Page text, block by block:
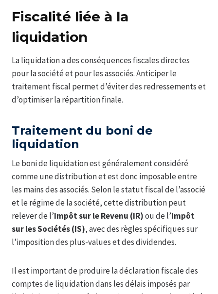
Fiscalité liée à la
liquidation
La liquidation a des conséquences fiscales directes
pour la société et pour les associés. Anticiper le
traitement fiscal permet d’éviter des redressements et
d’optimiser la répartition finale.
Traitement du boni de
liquidation
Le boni de liquidation est généralement considéré
comme une distribution et est donc imposable entre
les mains des associés. Selon le statut fiscal de l’associé
et le régime de la société, cette distribution peut
relever de l’Impôt sur le Revenu (IR)ou de l’Impôt
sur les Sociétés (IS), avec des règles spécifiques sur
l’imposition des plus-values et des dividendes.
Il est important de produire la déclaration fiscale des
comptes de liquidation dans les délais imposés par